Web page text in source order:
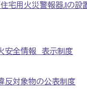
住宅用火災警報器』の設
安全情報 表示制度
反対象物の公表制度